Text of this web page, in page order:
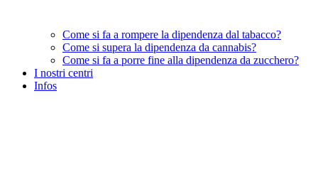
Come si fa a rompere la dipendenza dal tabacco?
Come si supera la dipendenza da cannabis?
Come si fa a porre fine alla dipendenza da zucchero?
I nostri centri
Infos